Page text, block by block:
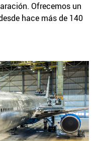
Ofrecemos un
hace más de 140